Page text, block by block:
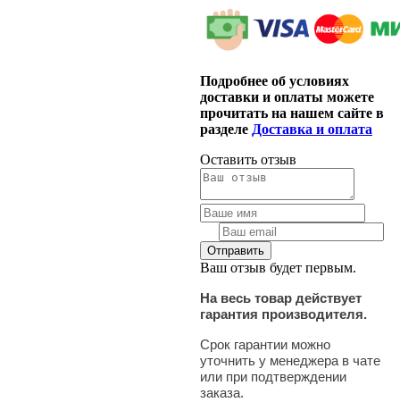
Подробнее об условиях
доставки и оплаты можете
прочитать на нашем сайте в
разделе Доставка и оплата
Оставить отзыв
Ваш отзыв будет первым.
На весь товар действует
гарантия производителя.
Срок гарантии можно
уточнить у менеджера в чате
или при подтверждении
заказа.